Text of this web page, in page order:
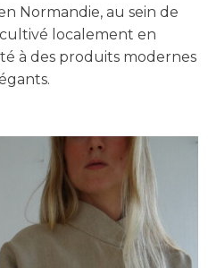
Normandie, au sein de
localement en
à des produits modernes